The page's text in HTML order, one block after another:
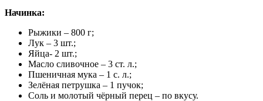
Начинка:
Рыжики – 800 г;
Лук – 3 шт.;
Яйца- 2 шт.;
Масло сливочное – 3 ст. л.;
Пшеничная мука – 1 с. л.;
Зелёная петрушка – 1 пучок;
Соль и молотый чёрный перец – по вкусу.